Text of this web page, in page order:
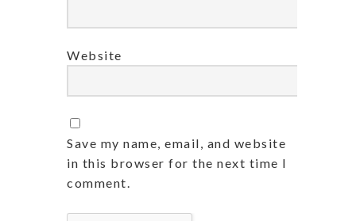
Website
Save my name, email, and website
in this browser for the next time I
comment.